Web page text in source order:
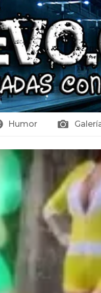
Humor